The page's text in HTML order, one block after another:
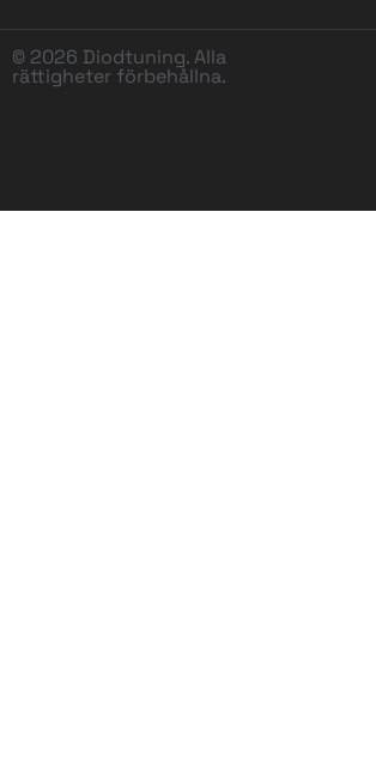
© 2026 Diodtuning. Alla
rättigheter förbehållna.